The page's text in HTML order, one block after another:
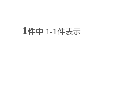
1件中 1-1件表示